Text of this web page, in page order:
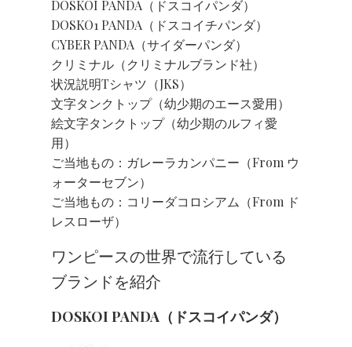
DOSKOI PANDA（ドスコイパンダ）
DOSKO1 PANDA（ドスコイチパンダ）
CYBER PANDA（サイダーパンダ）
クリミナル（クリミナルブランド社）
状況説明Tシャツ（JKS）
文字タンクトップ（幼少期のエース愛用）
絵文字タンクトップ（幼少期のルフィ愛
用）
ご当地もの：ガレーラカンパニー（from ウ
ォーターセブン）
ご当地もの：コリーダコロシアム（from ド
レスローザ）
ワンピースの世界で流行している
ブランドを紹介
DOSKOI PANDA（ドスコイパンダ）